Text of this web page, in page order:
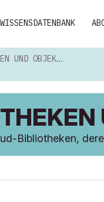
WISSENSDATENBANK
UND OBJEKTE
Bibliotheken,